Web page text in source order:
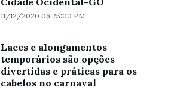
11/12/2020 06:25:00 PM
Laces e alongamentos
temporários são opções
divertidas e práticas para os
cabelos no carnaval